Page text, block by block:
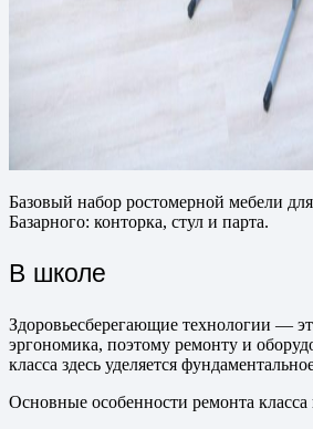
Базовый набор ростомерной мебели
Базарного: конторка, стул и парта.
В школе
Здоровьесберегающие технологии —
эргономика, поэтому ремонту и
класса здесь уделяется
Основные особенности ремонта